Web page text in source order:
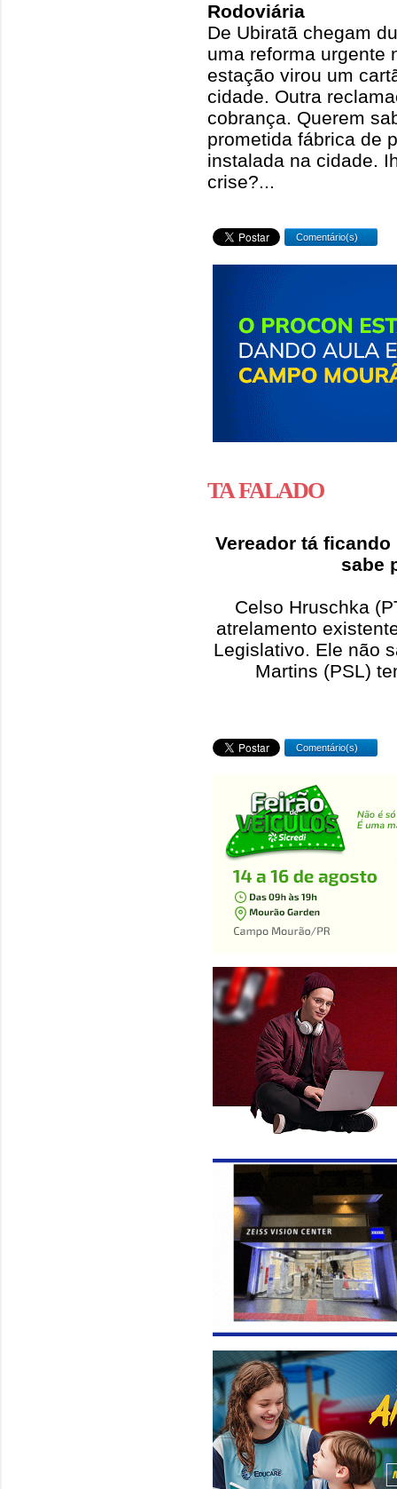
Rodoviária
De Ubiratã chegam
uma reforma urgente
estação virou um
cidade. Outra
cobrança. Querem
prometida fábrica de
instalada na cidade.
crise?...
Comentário(s)
TA FALADO
Vereador tá
sabe
Celso Hruschka
atrelamento
Legislativo. Ele não
Martins (PSL)
Comentário(s)